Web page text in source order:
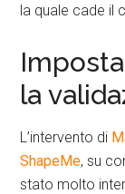
la quale cade il
la
L’intervento di
ShapeMe, su
stato molto